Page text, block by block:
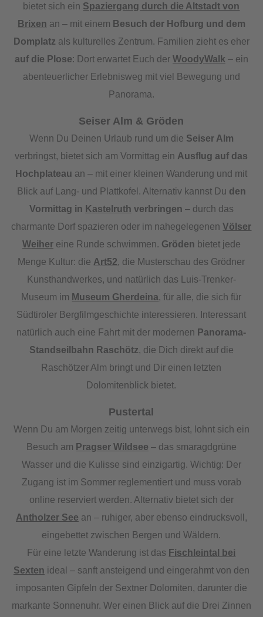
bietet sich ein Spaziergang durch die Altstadt von
Brixen an – mit einem Besuch der Hofburg und dem
Domplatz als kulturelles Zentrum. Familien zieht es eher
auf die Plose: Dort erwartet Euch der WoodyWalk – ein
abenteuerlicher Erlebnisweg mit viel Bewegung und
Panorama.
Seiser Alm & Gröden
Wenn Du Deinen Urlaub rund um die Seiser Alm
verbringst, bietet sich am Vormittag ein Ausflug auf das
Hochplateau an – mit einer kleinen Wanderung und mit
Blick auf Lang- und Plattkofel. Alternativ kannst Du den
Vormittag in Kastelruth verbringen – durch das
charmante Dorf spazieren oder im nahegelegenenVölser
Weihereine Runde schwimmen. Gröden bietet jede
Menge Kultur: die Art52, die Musterschau des Grödner
Kunsthandwerkes, und natürlich das Luis-Trenker-
Museum im Museum Gherdeina, für alle, die sich für
Südtiroler Bergfilmgeschichte interessieren. Interessant
natürlich auch eine Fahrt mit der modernen Panorama-
Standseilbahn Raschötz, die Dich direkt auf die
Raschötzer Alm bringt und Dir einen letzten
Dolomitenblick bietet.
Pustertal
Wenn Du am Morgen zeitig unterwegs bist, lohnt sich ein
Besuch am Pragser Wildsee – das smaragdgrüne
Wasser und die Kulisse sind einzigartig. Wichtig: Der
Zugang ist im Sommer reglementiert und muss vorab
online reserviert werden. Alternativ bietet sich der
Antholzer See an – ruhiger, aber ebenso eindrucksvoll,
eingebettet zwischen Bergen und Wäldern.
Für eine letzte Wanderung ist das Fischleintal bei
Sexten ideal – sanft ansteigend und eingerahmt von den
imposanten Gipfeln der Sextner Dolomiten, darunter die
markante Sonnenuhr. Wer einen Blick auf die Drei Zinnen